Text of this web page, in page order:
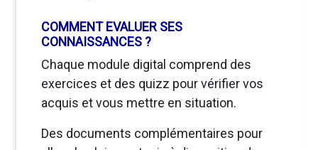
COMMENT EVALUER SES
CONNAISSANCES ?
Chaque module digital comprend des
exercices et des quizz pour vérifier vos
acquis et vous mettre en situation.
Des documents complémentaires pour